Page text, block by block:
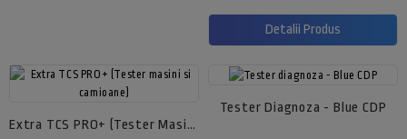
Detalii Produs
Extra TCS PRO+ (Tester Masini Si Camioane)
Tester Diagnoza - Blue CDP